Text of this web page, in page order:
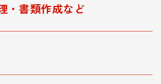
・書類作成など